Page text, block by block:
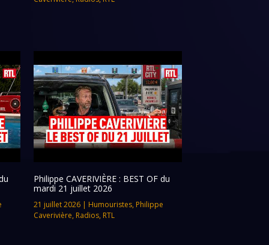
Philippe CAVERIVIÈRE : BEST OF du
mardi 21 juillet 2026
21 juillet 2026| Humouristes, Philippe
Caverivière, Radios, RTL